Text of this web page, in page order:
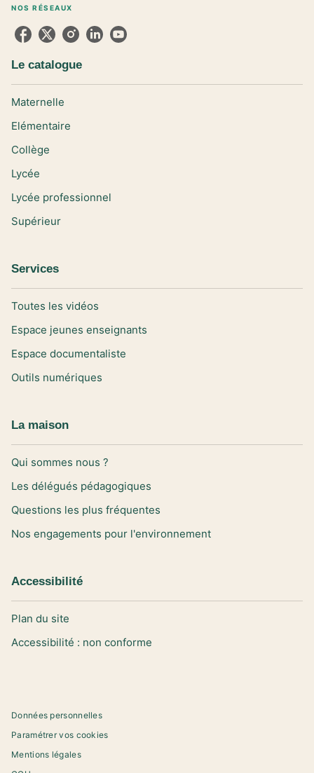
NOS RÉSEAUX
Le catalogue
Maternelle
Elémentaire
Collège
Lycée
Lycée professionnel
Supérieur
Services
Toutes les vidéos
Espace jeunes enseignants
Espace documentaliste
Outils numériques
La maison
Qui sommes nous ?
Les délégués pédagogiques
Questions les plus fréquentes
Nos engagements pour l'environnement
Accessibilité
Plan du site
Accessibilité : non conforme
Données personnelles
Paramétrer vos cookies
Mentions légales